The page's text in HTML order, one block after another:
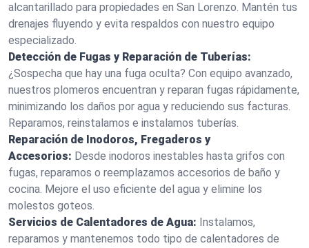
alcantarillado para propiedades en San Lorenzo. Mantén tus
drenajes fluyendo y evita respaldos con nuestro equipo
especializado.
Detección de Fugas y Reparación de Tuberías:
¿Sospecha que hay una fuga oculta? Con equipo avanzado,
nuestros plomeros encuentran y reparan fugas rápidamente,
minimizando los daños por agua y reduciendo sus facturas.
Reparamos, reinstalamos e instalamos tuberías.
Reparación de Inodoros, Fregaderos y
Accesorios: Desde inodoros inestables hasta grifos con
fugas, reparamos o reemplazamos accesorios de baño y
cocina. Mejore el uso eficiente del agua y elimine los
molestos goteos.
Servicios de Calentadores de Agua: Instalamos,
reparamos y mantenemos todo tipo de calentadores de